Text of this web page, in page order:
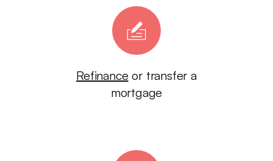
Refinance or transfer a
mortgage